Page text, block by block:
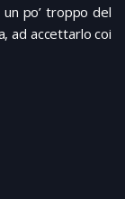
po’ troppo del
ad accettarlo coi